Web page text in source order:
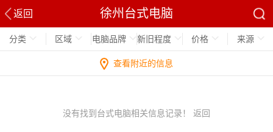
返回 徐州台式电脑
分类 区域 电脑品牌 新旧程度 价格 来源
查看附近的信息
没有找到台式电脑相关信息记录！ 返回